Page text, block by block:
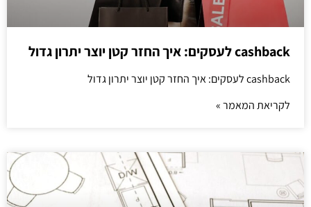
cashback לעסקים: איך החזר קטן יוצר יתרון גדול
cashback לעסקים: איך החזר קטן יוצר יתרון גדול
לקריאת המאמר »